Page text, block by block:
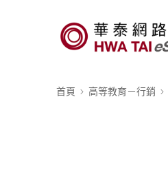
首頁 高等教育－行銷